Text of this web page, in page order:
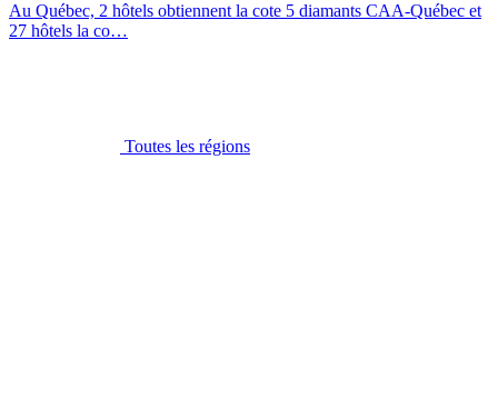
Au Québec, 2 hôtels obtiennent la cote 5 diamants CAA-Québec et
27 hôtels la co…
Toutes les régions